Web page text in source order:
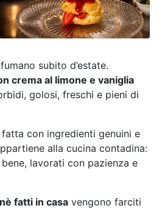
subito d’estate.
crema al limone e vaniglia
golosi, freschi e pieni di
con ingredienti genuini e
alla cucina contadina:
lavorati con pazienza e
fatti in casa vengono farciti